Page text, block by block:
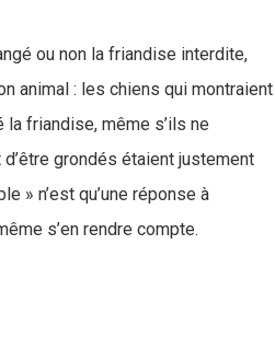
ou non la friandise interdite,
animal : les chiens qui montraient
friandise, même s’ils ne
grondés étaient justement
» n’est qu’une réponse à
s’en rendre compte.